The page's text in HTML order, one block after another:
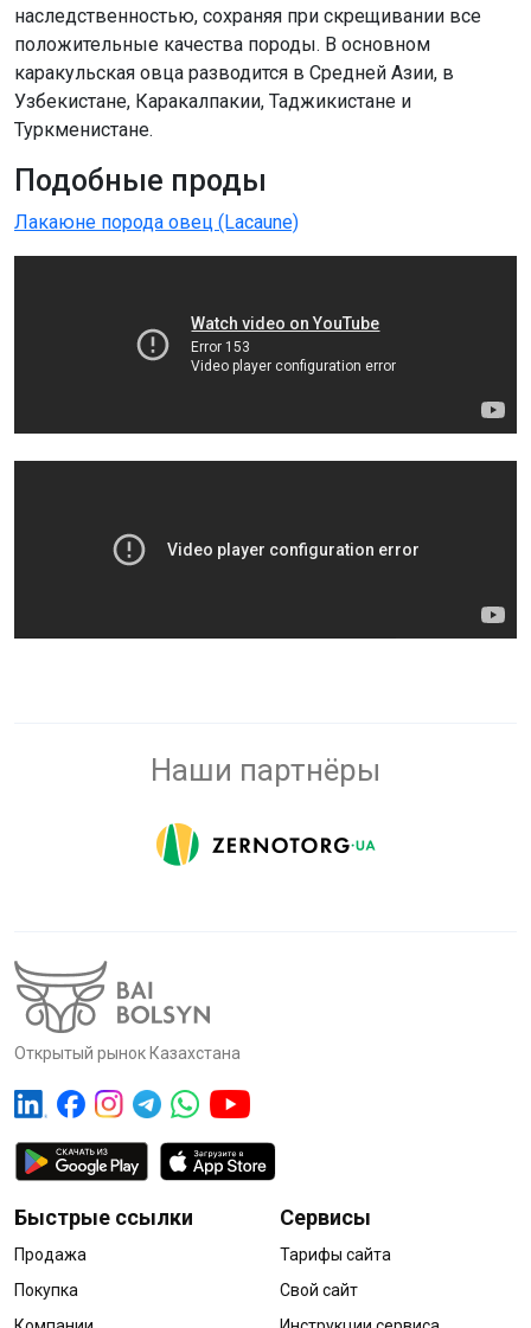
наследственностью, сохраняя при скрещивании все
положительные качества породы. В основном
каракульская овца разводится в Средней Азии, в
Узбекистане, Каракалпакии, Таджикистане и
Туркменистане.
Подобные проды
Лакаюне порода овец (Lacaune)
Наши партнёры
Открытый рынок Казахстана
Быстрые ссылки
Продажа
Покупка
Сервисы
Тарифы сайта
Свой сайт